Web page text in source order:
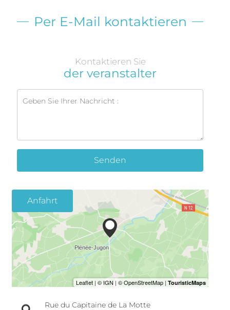
Per E-Mail kontaktieren
Kontaktieren Sie
der veranstalter
Senden
Anfahrt
Rue du Capitaine de La Motte